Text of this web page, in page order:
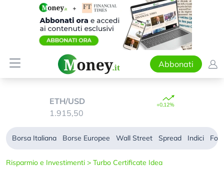
Abbonati
ETH/USD
1.915,50
+0,12%
Borsa Italiana Borse Europee Wall Street Spread Indici
Risparmio e Investimenti > Turbo Certificate Idea